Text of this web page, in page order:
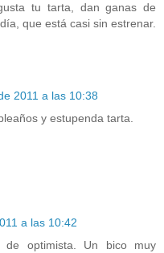
tu tarta, dan ganas de
que está casi sin estrenar.
2011 a las 10:38
y estupenda tarta.
a las 10:42
de optimista. Un bico muy